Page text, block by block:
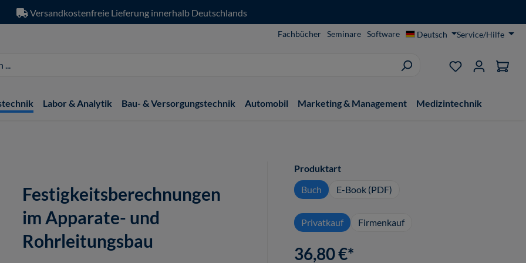
Versandkostenfreie Lieferung innerhalb Deutschlands
Fachbücher Seminare Software Deutsch Service/Hilfe
Du hast 0
Labor & Analytik Bau- & Versorgungstechnik Automobil Marketing & Management Medizintechnik
Festigkeitsberechnungen
im Apparate- und
Rohrleitungsbau
Produktartauswählen
Buch
E-Book (PDF)
Privatkauf Firmenkauf
36,80 €*